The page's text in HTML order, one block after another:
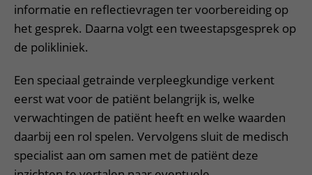
informatie en reflectievragen ter voorbereiding op
het gesprek. Daarna volgt een tweestapsgesprek op
de polikliniek.
Een speciaal getrainde verpleegkundige verkent
eerst wat voor de patiënt belangrijk is, welke
verwachtingen de patiënt heeft en welke waarden
daarbij een rol spelen. Vervolgens sluit de medisch
specialist aan om samen met de patiënt deze